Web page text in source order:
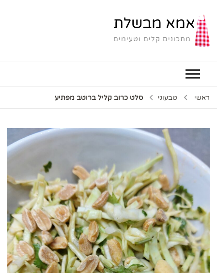
אמא מבשלת
מתכונים קלים וטעימים
ראשי טבעוני סלט כרוב קליל ברוטב מפתיע